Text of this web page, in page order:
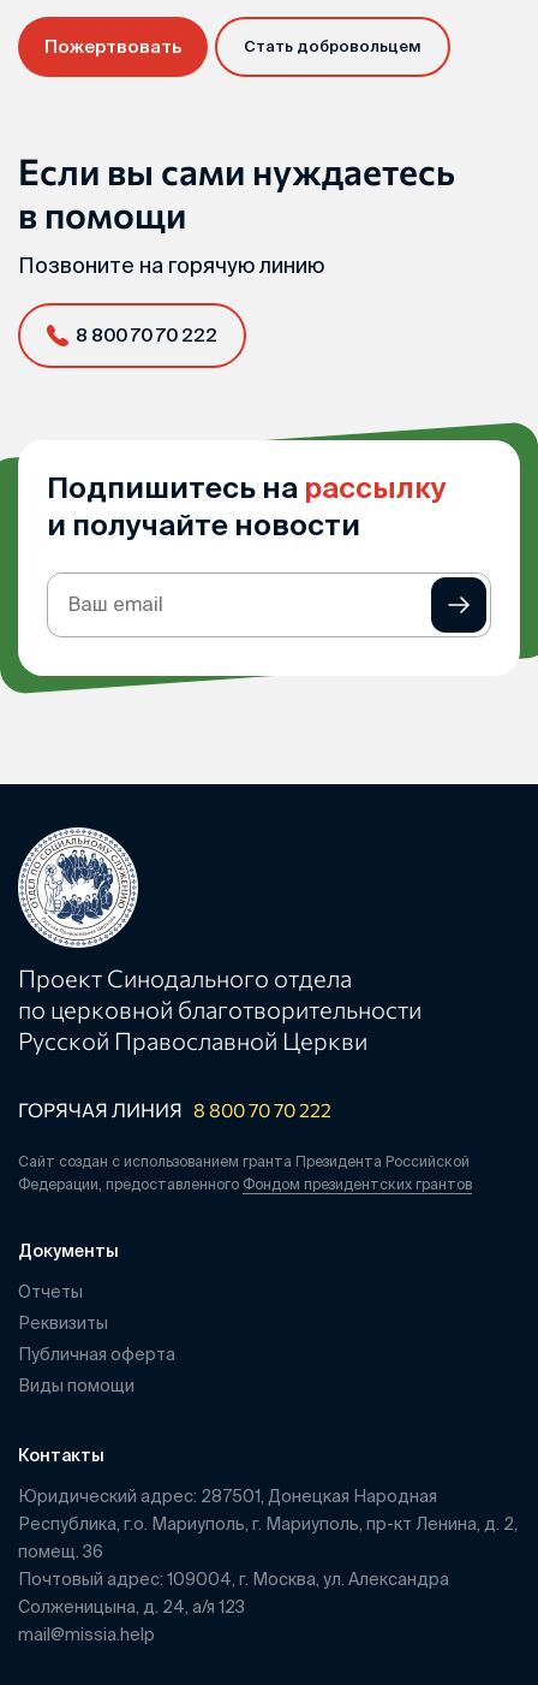
Пожертвовать Стать добровольцем
Если вы сами нуждаетесь
в помощи
Позвоните на горячую линию
8 800 70 70 222
Подпишитесь на рассылку
и получайте новости
Подписка
на
Проект Синодального отдела
по церковной благотворительности
Русской Православной Церкви
ГОРЯЧАЯ ЛИНИЯ 8 800 70 70 222
Сайт создан с использованием гранта Президента Российской
Федерации, предоставленного Фондом президентских грантов
Документы
Отчеты
Реквизиты
Публичная оферта
Виды помощи
Контакты
Юридический адрес: 287501, Донецкая Народная
Республика, г.о. Мариуполь, г. Мариуполь, пр-кт Ленина, д. 2,
помещ. 36
Почтовый адрес: 109004, г. Москва, ул. Александра
Солженицына, д. 24, а/я 123
mail@missia.help